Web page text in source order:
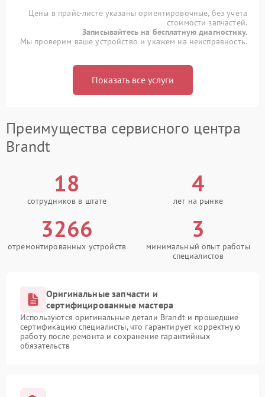
Цены в прайс-листе указаны ориентировочные, без учета
стоимости запчастей.
Записывайтесь на бесплатную диагностику.
Мы проверим ваше устройство и укажем на неисправность.
Показать все услуги
Преимущества сервисного центра
Brandt
18
сотрудников в штате
4
лет на рынке
3266
отремонтированных устройств
3
минимальный опыт работы
специалистов
Оригинальные запчасти и
сертифицированные мастера
Используются оригинальные детали Brandt и прошедшие
сертификацию специалисты, что гарантирует корректную
работу после ремонта и сохранение гарантийных
обязательств